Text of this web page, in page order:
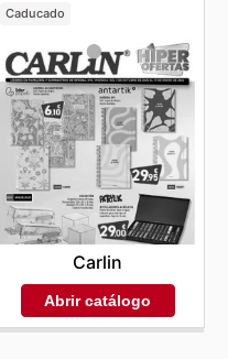
Caducado
Carlin
Abrir catálogo